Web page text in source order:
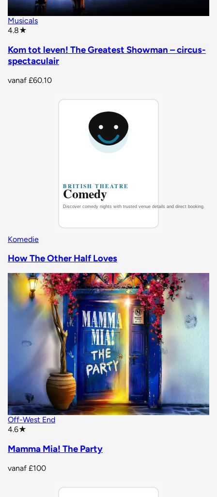
Musicals
4.8★
Kom tot leven! The Greatest Showman – circus-
spectaculair
vanaf £60.10
Komedie
How The Other Half Loves
Off-West End
4.6★
Mamma Mia! The Party
vanaf £100